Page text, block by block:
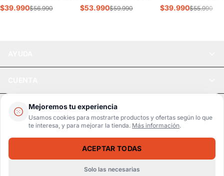
Mejoremos tu experiencia
Usamos cookies para mostrarte productos y ofertas según lo que
te interesa, y para mejorar la tienda. Más información.
ACEPTAR TODAS
Solo las necesarias
CROSS EM UP 5K
$39.990$56.990
TEAM HUSTLE D 12 PS
$53.990$59.990
AR4161-100
$39.990$55.990
ZAPATILLAS URBANAS ADIDAS GRAND COURT 2.0 INFANTIL | ID0737
LEGAL
Pago seguro SSL / Datos protegidos
Realsport © 2026
WebPay MercadoPago Tarjetas